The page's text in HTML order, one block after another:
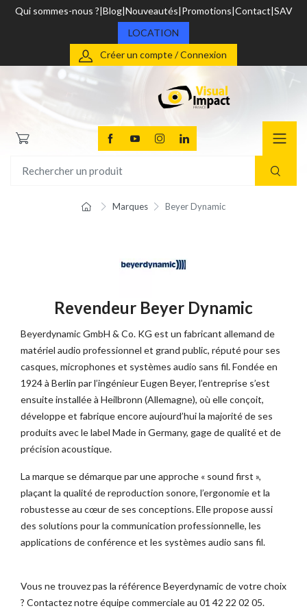
Qui sommes-nous ? Blog Nouveautés Promotions Contact SAV
LOCATION
Créer un compte / Connexion
Marques Beyer Dynamic
Revendeur Beyer Dynamic
Beyerdynamic GmbH & Co. KG est un fabricant allemand de
matériel audio professionnel et grand public, réputé pour ses
casques, microphones et systèmes audio sans fil. Fondée en
1924 à Berlin par l’ingénieur Eugen Beyer, l’entreprise s’est
ensuite installée à Heilbronn (Allemagne), où elle conçoit,
développe et fabrique encore aujourd’hui la majorité de ses
produits avec le label Made in Germany, gage de qualité et de
précision acoustique.
La marque se démarque par une approche « sound first »,
plaçant la qualité de reproduction sonore, l’ergonomie et la
robustesse au cœur de ses conceptions. Elle propose aussi
des solutions pour la communication professionnelle, les
applications de conférence et les systèmes audio sans fil.
Vous ne trouvez pas la référence Beyerdynamic de votre choix
? Contactez notre équipe commerciale au 01 42 22 02 05.